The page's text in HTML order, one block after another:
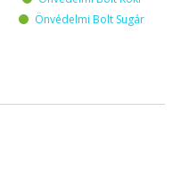
Önvédelmi Bolt Sugár